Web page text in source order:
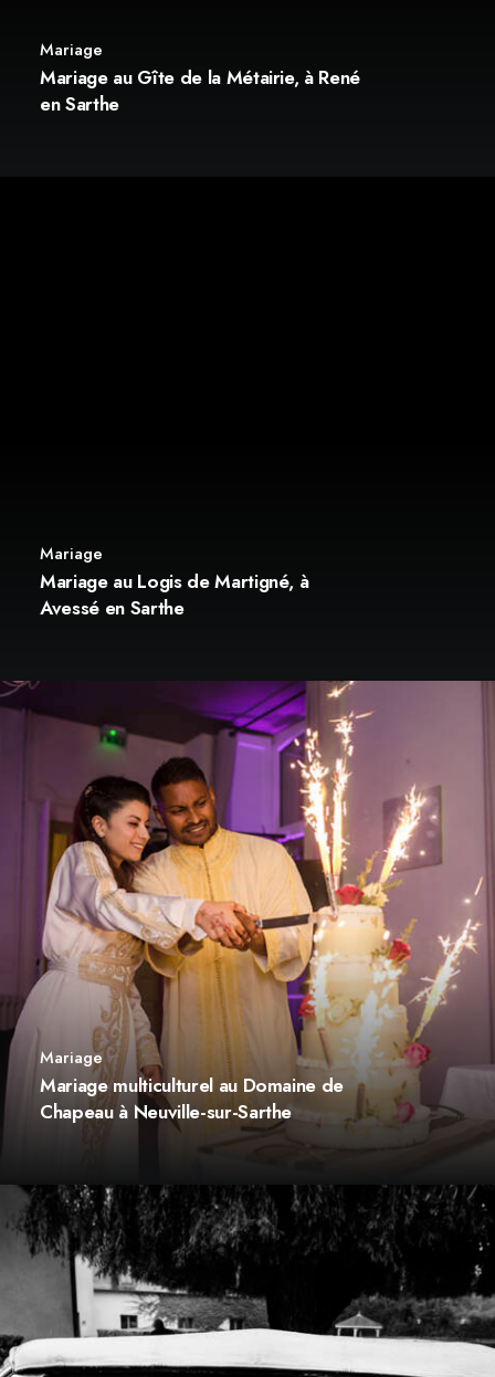
Mariage
Mariage au Gîte de la Métairie, à René
en Sarthe
Mariage
Mariage au Logis de Martigné, à
Avessé en Sarthe
Mariage
Mariage multiculturel au Domaine de
Chapeau à Neuville-sur-Sarthe